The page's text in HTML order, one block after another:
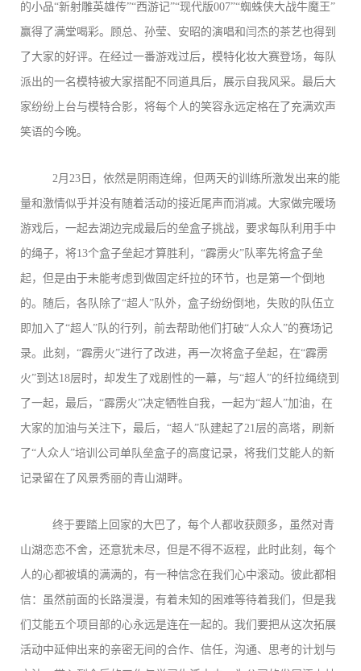
的小品“新射雕英雄传”“西游记”“现代版007”“蜘蛛侠大战牛魔王”
赢得了满堂喝彩。顾总、孙莹、安昭的演唱和闫杰的茶艺也得到
了大家的好评。在经过一番游戏过后，模特化妆大赛登场，每队
派出的一名模特被大家搭配不同道具后，展示自我风采。最后大
家纷纷上台与模特合影，将每个人的笑容永远定格在了充满欢声
笑语的今晚。
2月23日，依然是阴雨连绵，但两天的训练所激发出来的能
量和激情似乎并没有随着活动的接近尾声而消减。大家做完暖场
游戏后，一起去湖边完成最后的垒盒子挑战，要求每队利用手中
的绳子，将13个盒子垒起才算胜利，“霹雳火”队率先将盒子垒
起，但是由于未能考虑到做固定纤拉的环节，也是第一个倒地
的。随后，各队除了“超人”队外，盒子纷纷倒地，失败的队伍立
即加入了“超人”队的行列，前去帮助他们打破“人众人”的赛场记
录。此刻，“霹雳火”进行了改进，再一次将盒子垒起，在“霹雳
火”到达18层时，却发生了戏剧性的一幕，与“超人”的纤拉绳绕到
了一起，最后，“霹雳火”决定牺牲自我，一起为“超人”加油，在
大家的加油与关注下，最后，“超人”队建起了21层的高塔，刷新
了“人众人”培训公司单队垒盒子的高度记录，将我们艾能人的新
记录留在了风景秀丽的青山湖畔。
终于要踏上回家的大巴了，每个人都收获颇多，虽然对青
山湖恋恋不舍，还意犹未尽，但是不得不返程，此时此刻，每个
人的心都被填的满满的，有一种信念在我们心中滚动。彼此都相
信：虽然前面的长路漫漫，有着未知的困难等待着我们，但是我
们艾能五个项目部的心永远是连在一起的。我们要把从这次拓展
活动中延伸出来的亲密无间的合作、信任，沟通、思考的计划与